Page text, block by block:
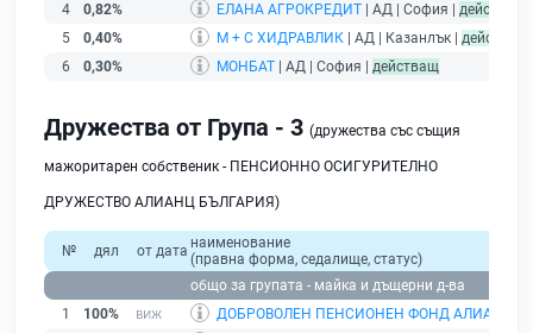
4
0,82% ЕЛАНА АГРОКРЕДИТ | АД | София | действащ
5
0,40% М + С ХИДРАВЛИК | АД | Казанлък | действащ
6
0,30% МОНБАТ | АД | София | действащ
Дружества от Група - 3 (дружества със същия
мажоритарен собственик - ПЕНСИОННО ОСИГУРИТЕЛНО
ДРУЖЕСТВО АЛИАНЦ БЪЛГАРИЯ)
№ дял от дата наименование
(правна форма, седалище, статус)
общо за групата - майка и дъщерни д-ва
1
100%
ДОБРОВОЛЕН ПЕНСИОНЕН ФОНД АЛИАНЦ